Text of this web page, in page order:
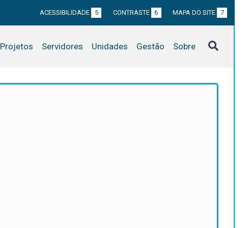
ACESSIBILIDADE 5 CONTRASTE 6 MAPA DO SITE 7
Projetos Servidores Unidades Gestão Sobre